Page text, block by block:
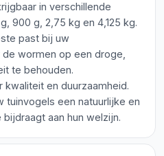
in verschillende
900 g, 2,75 kg en 4,125 kg.
past bij uw
wormen op een droge,
te behouden.
en duurzaamheid.
tuinvogels een natuurlijke en
aan hun welzijn.